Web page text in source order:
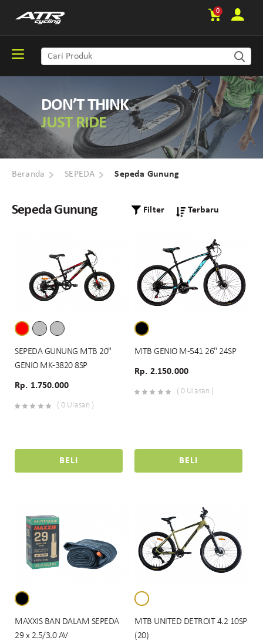
0
DON’T THINK
JUST RIDE
Beranda SEPEDA Sepeda Gunung
Sepeda Gunung Filter
SEPEDA GUNUNG MTB 20"
GENIO MK-3820 8SP
Rp. 1.750.000
( 0 Ulasan )
BELI
MTB GENIO M-541 26" 24SP
Rp. 2.150.000
( 0 Ulasan )
BELI
MAXXIS BAN DALAM SEPEDA
29 x 2.5/3.0 AV
MTB UNITED DETROIT 4.2 10SP
(20)